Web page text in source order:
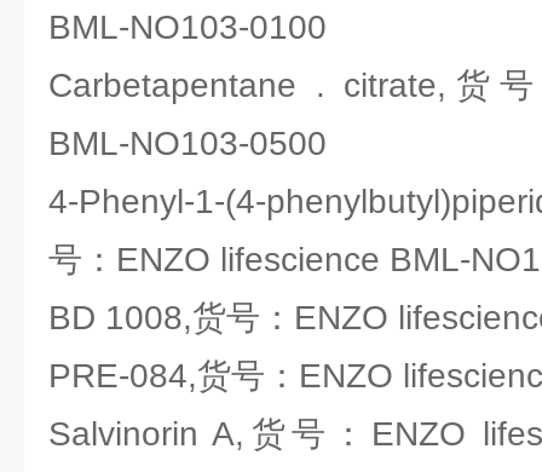
BML-NO103-0100
Carbetapentane . citrate,货
BML-NO103-0500
4-Phenyl-1-(4-
号：ENZO lifescience BML-
BD 1008,货号：ENZO
PRE-084,货号：ENZO
Salvinorin A,货号：ENZO